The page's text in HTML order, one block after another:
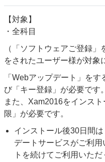
【対象】
・全科目
（「ソフトウェアご登録」
をされたユーザー様が対象
「Webアップデート」を
び「キー登録」が必要です。
また、Xam2016をインス
限」が必要です。
インストール後30日間
デートサービスがご利
トを続けてご利用いた